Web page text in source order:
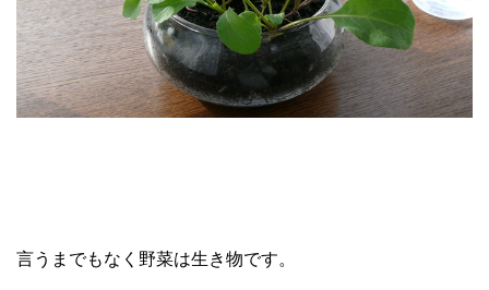
言うまでもなく野菜は生き物です。